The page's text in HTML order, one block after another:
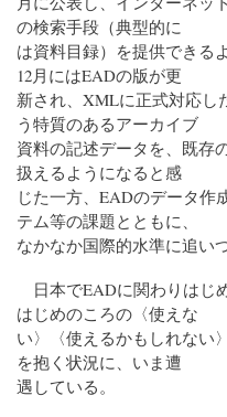
の検索手段（典型的に
は資料目録）を提供できる
12月にはEADの版が更
新され、XMLに正式対応し
う特質のあるアーカイブ
資料の記述データを、既存
扱えるようになると感
じた一方、EADのデータ作
テム等の課題とともに、
なかなか国際的水準に追い
日本でEADに関わりはじ
はじめのころの〈使えな
い〉〈使えるかもしれない
を抱く状況に、いま遭
遇している。